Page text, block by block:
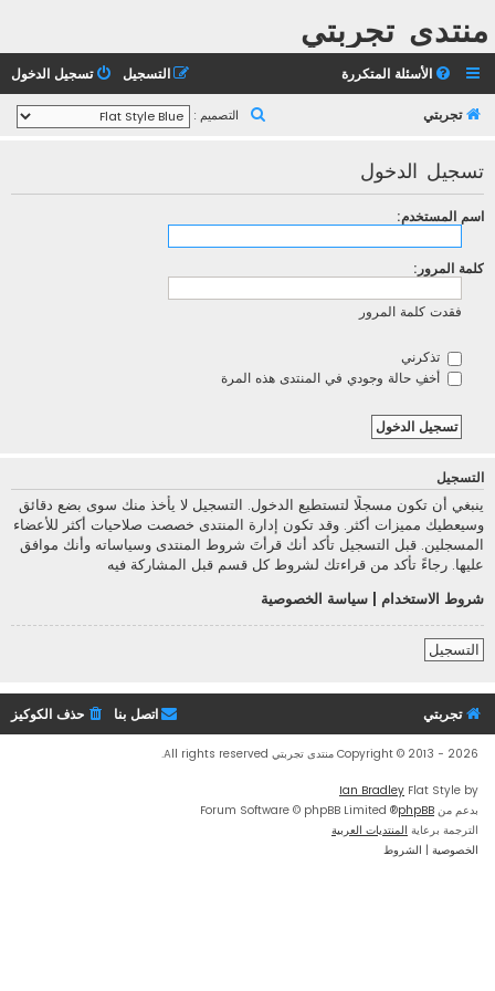
منتدى تجربتي
الأسئلة المتكررة تسجيل الدخول التسجيل
تجربتي التصميم :
تسجيل الدخول
اسم المستخدم:
كلمة المرور:
فقدت كلمة المرور
تذكرني
أخفِ حالة وجودي في المنتدى هذه المرة
التسجيل
ينبغي أن تكون مسجلًا لتستطيع الدخول. التسجيل لا يأخذ منك سوى بضع دقائق
وسيعطيك مميزات أكثر. وقد تكون إدارة المنتدى خصصت صلاحيات أكثر للأعضاء
المسجلين. قبل التسجيل تأكد أنك قرأتَ شروط المنتدى وسياساته وأنك موافق
عليها. رجاءً تأكد من قراءتك لشروط كل قسم قبل المشاركة فيه
شروط الاستخدام
سياسة الخصوصية
التسجيل
تجربتي حذف الكوكيز اتصل بنا
Copyright © 2013 - 2026 منتدى تجربتي All rights reserved.
Flat Style by
Ian Bradley
بدعم من phpBB
® Forum Software © phpBB Limited
الترجمة برعاية المنتديات العربية
الخصوصية | الشروط